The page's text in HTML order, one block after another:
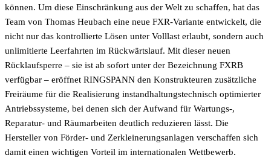
können. Um diese Einschränkung aus der Welt zu schaffen, hat das
Team von Thomas Heubach eine neue FXR-Variante entwickelt, die
nicht nur das kontrollierte Lösen unter Volllast erlaubt, sondern auch
unlimitierte Leerfahrten im Rückwärtslauf. Mit dieser neuen
Rücklaufsperre – sie ist ab sofort unter der Bezeichnung FXRB
verfügbar – eröffnet RINGSPANN den Konstrukteuren zusätzliche
Freiräume für die Realisierung instandhaltungstechnisch optimierter
Antriebssysteme, bei denen sich der Aufwand für Wartungs-,
Reparatur- und Räumarbeiten deutlich reduzieren lässt. Die
Hersteller von Förder- und Zerkleinerungsanlagen verschaffen sich
damit einen wichtigen Vorteil im internationalen Wettbewerb.